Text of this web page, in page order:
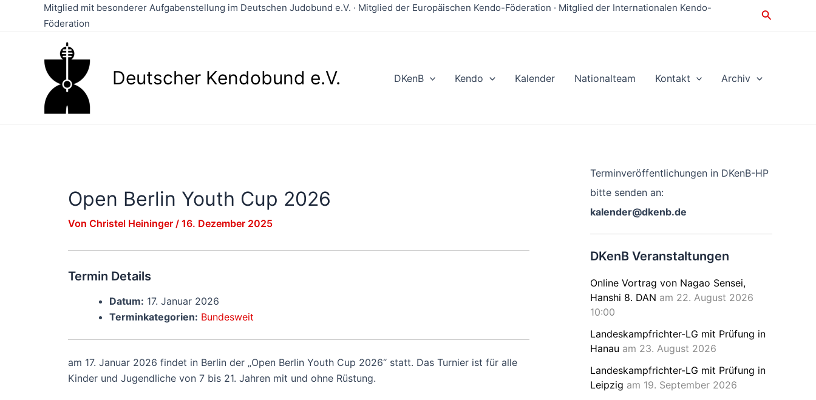
Mitglied mit besonderer Aufgabenstellung im Deutschen Judobund e.V. · Mitglied der Europäischen Kendo-Föderation · Mitglied der Internationalen Kendo-
Föderation
Suche
Deutscher Kendobund e.V. DKenB Kendo Kalender Nationalteam Kontakt Archiv
Open Berlin Youth Cup 2026
Von Christel Heininger / 16. Dezember 2025
Termin Details
Datum: 17. Januar 2026
Terminkategorien: Bundesweit
am 17. Januar 2026 findet in Berlin der „Open Berlin Youth Cup 2026“ statt. Das Turnier ist für alle
Kinder und Jugendliche von 7 bis 21. Jahren mit und ohne Rüstung.
Terminveröffentlichungen in DKenB-HP
bitte senden an:
kalender@dkenb.de
DKenB Veranstaltungen
Online Vortrag von Nagao Sensei,
Hanshi 8. DAN am 22. August 2026
10:00
Landeskampfrichter-LG mit Prüfung in
Hanau am 23. August 2026
Landeskampfrichter-LG mit Prüfung in
Leipzig am 19. September 2026